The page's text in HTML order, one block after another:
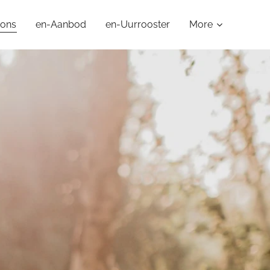
en-Aanbod en-Uurrooster More